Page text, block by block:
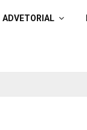
ADVETORIAL